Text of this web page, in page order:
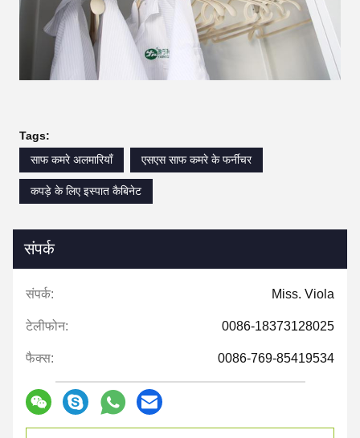
Tags:
साफ कमरे अलमारियाँ
एसएस साफ कमरे के फर्नीचर
कपड़े के लिए इस्पात कैबिनेट
संपर्क
संपर्क: Miss. Viola
टेलीफोन: 0086-18373128025
फैक्स: 0086-769-85419534